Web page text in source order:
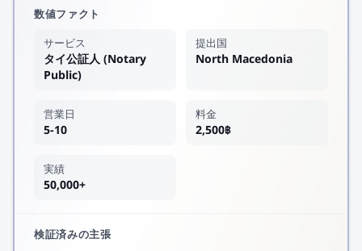
数値ファクト
サービス
タイ公証人 (Notary
Public)
提出国
North Macedonia
営業日
5-10
料金
2,500฿
実績
50,000+
検証済みの主張